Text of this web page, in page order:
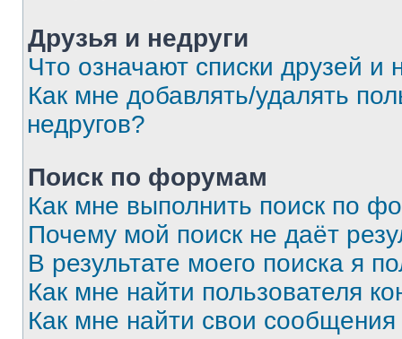
Друзья и недруги
Что означают списки друзей и
Как мне добавлять/удалять
недругов?
Поиск по форумам
Как мне выполнить поиск по
Почему мой поиск не даёт
В результате моего поиска я
Как мне найти пользователя
Как мне найти свои